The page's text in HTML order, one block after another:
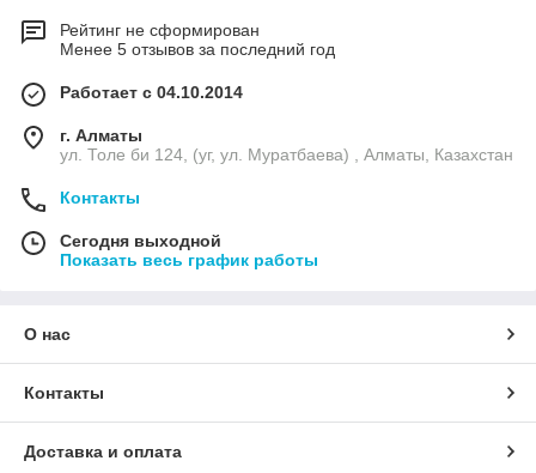
Рейтинг не сформирован
Менее 5 отзывов за последний год
Работает с 04.10.2014
г. Алматы
ул. Толе би 124, (уг, ул. Муратбаева) , Алматы, Казахстан
Контакты
Сегодня выходной
Показать весь график работы
О нас
Контакты
Доставка и оплата